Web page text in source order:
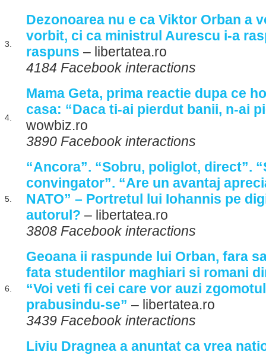
3.
Dezonoarea nu e ca Viktor Orban a
vorbit, ci ca ministrul Aurescu i-a
raspuns – libertatea.ro
4184 Facebook interactions
4.
Mama Geta, prima reactie dupa ce
casa: “Daca ti-ai pierdut banii, n-ai
wowbiz.ro
3890 Facebook interactions
5.
“Ancora”. “Sobru, poliglot, direct”.
convingator”. “Are un avantaj
NATO” – Portretul lui Iohannis pe
autorul? – libertatea.ro
3808 Facebook interactions
6.
Geoana ii raspunde lui Orban, fara
fata studentilor maghiari si romani
“Voi veti fi cei care vor auzi
prabusindu-se” – libertatea.ro
3439 Facebook interactions
Liviu Dragnea a anuntat ca vrea